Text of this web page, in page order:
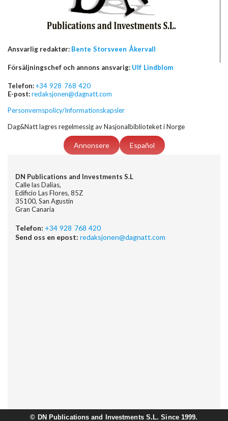
Ansvarlig redaktør: Bente Storsveen Åkervall
Försäljningschef och annons ansvarig: Ulf Lindblom
Telefon:+34 928 768 420
E-post:redaksjonen@dagnatt.com
Personvernspolicy/Informationskapsler
Dag&Natt lagres regelmessig av Nasjonalbiblioteket i Norge
Annonsere Español
DN Publications and Investments S.L
Calle las Dalias,
Edificio Las Flores, 85Z
35100, San Agustin
Gran Canaria
Telefon: +34 928 768 420
Send oss en epost: redaksjonen@dagnatt.com
© DN Publications and Investments S.L. Since 1999.